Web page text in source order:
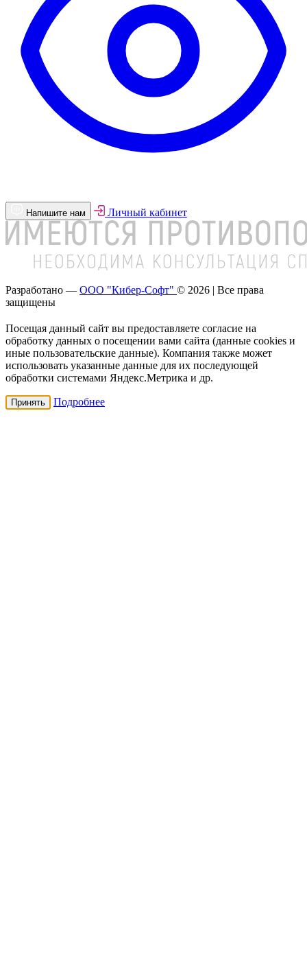
Напишите нам Личный кабинет
Разработано — ООО "Кибер-Софт" © 2026 | Все права
защищены
Посещая данный сайт вы предоставляете согласие на
обработку данных о посещении вами сайта (данные cookies и
иные пользовательские данные). Компания также может
использовать указанные данные для их последующей
обработки системами Яндекс.Метрика и др.
Принять Подробнее